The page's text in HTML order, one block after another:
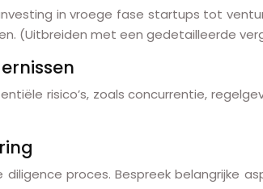
in vroege fase startups tot
(Uitbreiden met een gedetailleerde
risico’s, zoals concurrentie,
proces. Bespreek belangrijke